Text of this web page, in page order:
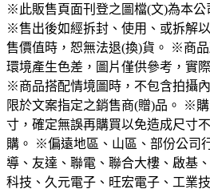
※此販售頁面刊登之圖檔(文)為本公
※售出後如經拆封、使用、或拆解
售價值時，恕無法退(換)貨。 ※商
環境產生色差，圖片僅供參考，實
※商品搭配情境圖時，不包含拍攝
限於文案指定之銷售商(贈)品。 ※
寸，確定無誤再購買以免造成尺寸
購。 ※偏遠地區、山區、部份公司
導、友達、聯電、聯合大樓、啟基
科技、久元電子、旺宏電子、工業